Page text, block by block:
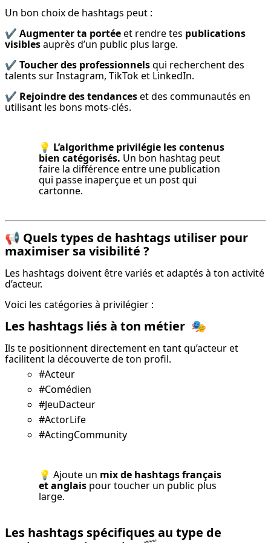
Un bon choix de hashtags peut :
✔️ Augmenter ta portée et rendre tes publications
visibles auprès d’un public plus large.
✔️ Toucher des professionnels qui recherchent des
talents sur Instagram, TikTok et LinkedIn.
✔️ Rejoindre des tendances et des communautés en
utilisant les bons mots-clés.
💡 L’algorithme privilégie les contenus
bien catégorisés. Un bon hashtag peut
faire la différence entre une publication
qui passe inaperçue et un post qui
cartonne.
📢 Quels types de hashtags utiliser pour
maximiser sa visibilité ?
Les hashtags doivent être variés et adaptés à ton activité
d’acteur.
Voici les catégories à privilégier :
Les hashtags liés à ton métier 🎭
Ils te positionnent directement en tant qu’acteur et
facilitent la découverte de ton profil.
#Acteur
#Comédien
#JeuDacteur
#ActorLife
#ActingCommunity
💡 Ajoute un mix de hashtags français
et anglais pour toucher un public plus
large.
Les hashtags spécifiques au type de